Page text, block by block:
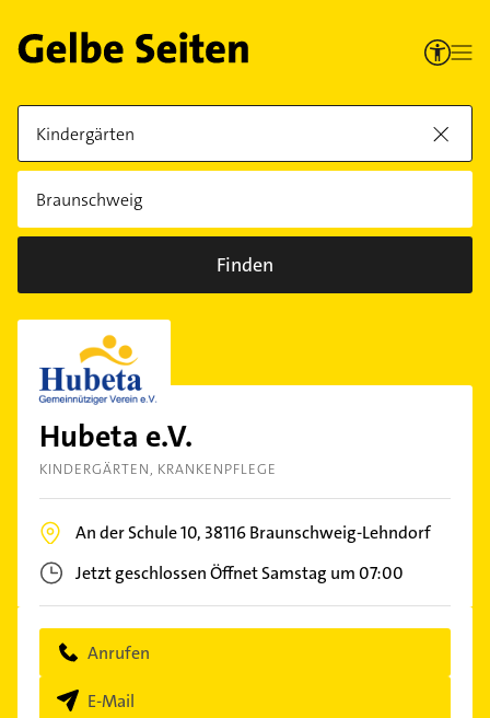
Finden
Hubeta e.V.
KINDERGÄRTEN KRANKENPFLEGE
An der Schule 10, 38116Braunschweig-Lehndorf
Jetzt geschlossenÖffnet Samstag um 07:00
Anrufen
E-Mail